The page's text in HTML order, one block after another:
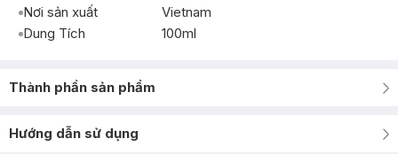
Nơi sản xuất
Vietnam
Dung Tích
100ml
Thành phần sản phẩm
Hướng dẫn sử dụng